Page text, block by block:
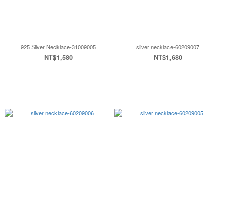
925 Silver Necklace-31009005
NT$1,580
sliver necklace-60209007
NT$1,680